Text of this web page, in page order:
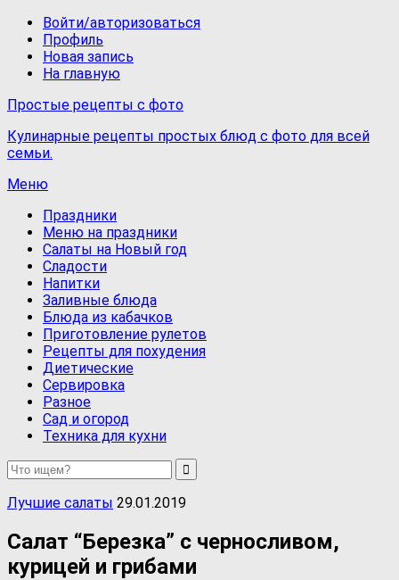
Войти/авторизоваться
Профиль
Новая запись
На главную
Простые рецепты с фото
Кулинарные рецепты простых блюд с фото для всей
семьи.
Меню
Праздники
Меню на праздники
Салаты на Новый год
Сладости
Напитки
Заливные блюда
Блюда из кабачков
Приготовление рулетов
Рецепты для похудения
Диетические
Сервировка
Разное
Сад и огород
Техника для кухни
Лучшие салаты 29.01.2019
Салат “Березка” с черносливом,
курицей и грибами